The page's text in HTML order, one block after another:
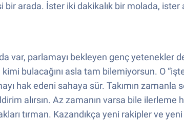
arada. İster iki dakikalık bir molada,
var, parlamayı bekleyen genç yetenekler
bulacağını asla tam bilemiyorsun. O “işte
hak edeni sahaya sür. Takımın zamanla
alırsın. Az zamanın varsa bile ilerleme
tırman. Kazandıkça yeni rakipler ve yeni